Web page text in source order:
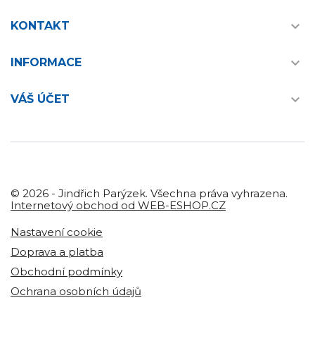
KONTAKT 
INFORMACE 
VÁŠ ÚČET 
© 2026 - Jindřich Parýzek. Všechna práva vyhrazena.
Internetový obchod od WEB-ESHOP.CZ
Nastavení cookie
Doprava a platba
Obchodní podmínky
Ochrana osobních údajů